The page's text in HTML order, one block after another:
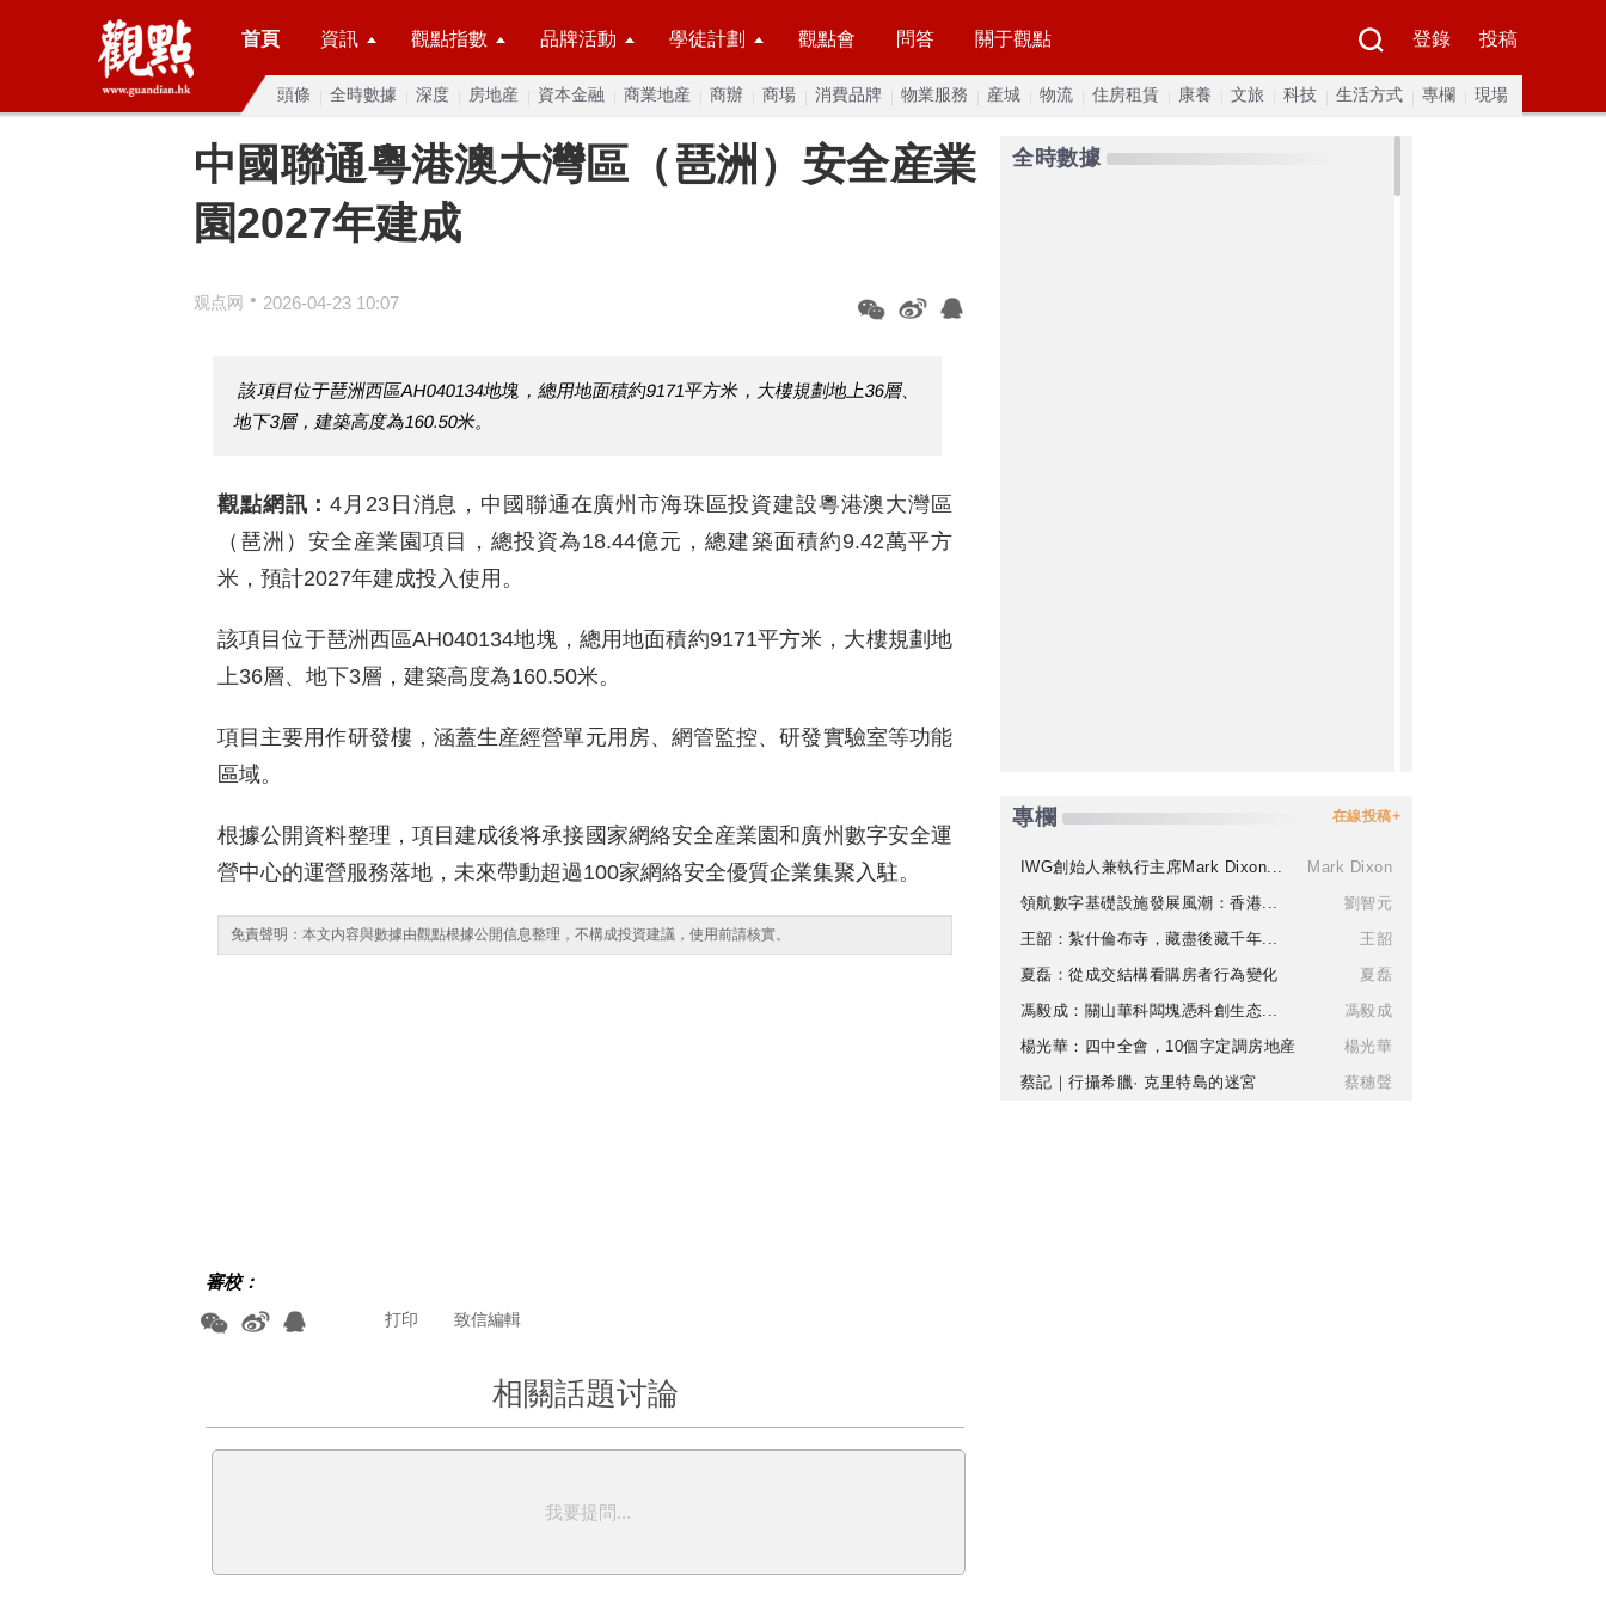
首頁 資訊 觀點指數 品牌活動 學徒計劃 觀點會 問答 關于觀點 登錄 投稿
頭條 全時數據 深度 房地産 資本金融 商業地産 商辦 商場 消費品牌 物業服務 産城 物流 住房租賃 康養 文旅 科技 生活方式 專欄 現場
中國聯通粵港澳大灣區（琶洲）安全産業
園2027年建成
观点网 • 2026-04-23 10:07
該項目位于琶洲西區AH040134地塊，總用地面積約9171平方米，大樓規劃地上36層、
地下3層，建築高度為160.50米。
觀點網訊：4月23日消息，中國聯通在廣州市海珠區投資建設粵港澳大灣區
（琶洲）安全産業園項目，總投資為18.44億元，總建築面積約9.42萬平方
米，預計2027年建成投入使用。
該項目位于琶洲西區AH040134地塊，總用地面積約9171平方米，大樓規劃地
上36層、地下3層，建築高度為160.50米。
項目主要用作研發樓，涵蓋生産經營單元用房、網管監控、研發實驗室等功能
區域。
根據公開資料整理，項目建成後将承接國家網絡安全産業園和廣州數字安全運
營中心的運營服務落地，未來帶動超過100家網絡安全優質企業集聚入駐。
免責聲明：本文内容與數據由觀點根據公開信息整理，不構成投資建議，使用前請核實。
審校：
致信編輯
打印
相關話題讨論
我要提問...
全時數據
專欄 在線投稿+
IWG創始人兼執行主席Mark Dixon...
Mark Dixon
領航數字基礎設施發展風潮：香港...
劉智元
王韶：紮什倫布寺，藏盡後藏千年...
王韶
夏磊：從成交結構看購房者行為變化
夏磊
馮毅成：關山華科闆塊憑科創生态...
馮毅成
楊光華：四中全會，10個字定調房地産
楊光華
蔡記｜行攝希臘· 克里特島的迷宮
蔡穗聲